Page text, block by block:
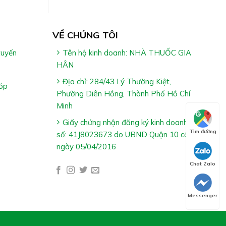
VỀ CHÚNG TÔI
Tên hộ kinh doanh: NHÀ THUỐC GIA
HÂN
Địa chỉ: 284/43 Lý Thường Kiệt,
Phường Diên Hồng, Thành Phố Hồ Chí
Minh
Giấy chứng nhận đăng ký kinh doanh
số: 41J8023673 do UBND Quận 10 cấp
ngày 05/04/2016
Tìm đường
Chat Zalo
Messenger